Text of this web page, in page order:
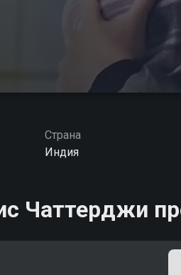
Страна
Индия
Чаттерджи